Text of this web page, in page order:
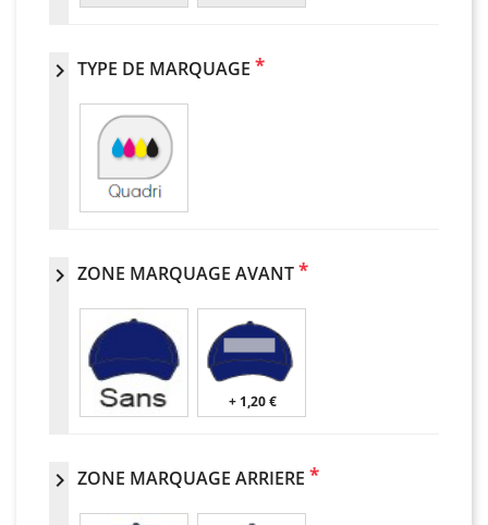
chevron_right TYPE DE MARQUAGE *
chevron_right ZONE MARQUAGE AVANT*
+ 1,20 €
chevron_right ZONE MARQUAGE ARRIERE *